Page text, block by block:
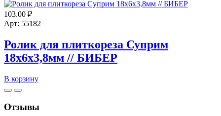
103.00 ₽
Арт: 55182
Ролик для плиткореза Суприм
18х6х3,8мм // БИБЕР
Количество
товара
для
В корзину
Отзывы